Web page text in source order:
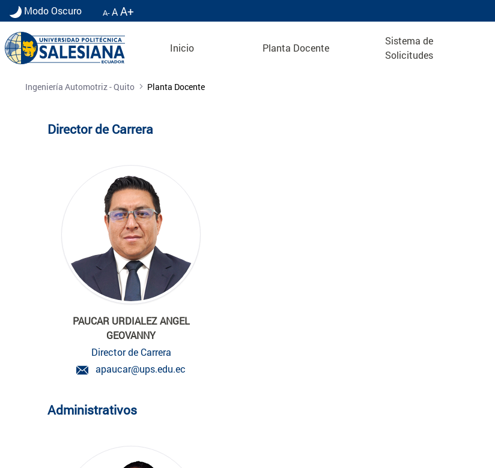
Modo Oscuro A-AA+
Inicio Planta Docente
Sistema de
Solicitudes
Planta Docente
Ingeniería Automotriz - Quito Planta Docente
Director de Carrera
PAUCAR URDIALEZ ANGEL
GEOVANNY
Director de Carrera
apaucar@ups.edu.ec
Administrativos